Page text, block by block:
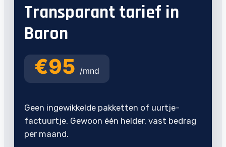
Transparant tarief in
Baron
€95 /mnd
Geen ingewikkelde pakketten of uurtje-
factuurtje. Gewoon één helder, vast bedrag
per maand.